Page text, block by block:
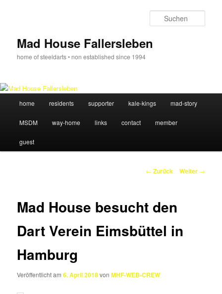
Mad House Fallersleben
home of steeldarts • non established since 1994
home residents supporter kale-kings mad-story
MSDM way-home links contact member
guest
Beitrags-
← Zurück Weiter →
Mad House besucht den
Dart Verein Eimsbüttel in
Hamburg
Veröffentlicht am6. April 2018vonMHF-WEB-CREW